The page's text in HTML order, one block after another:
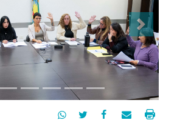
Next
   